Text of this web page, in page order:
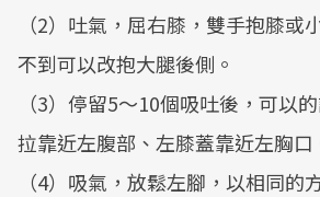
（2）吐氣，屈右膝，雙手抱膝或
不到可以改抱大腿後側。
（3）停留5～10個吸吐後，可以
拉靠近左腹部、左膝蓋靠近左胸口
（4）吸氣，放鬆左腳，以相同的